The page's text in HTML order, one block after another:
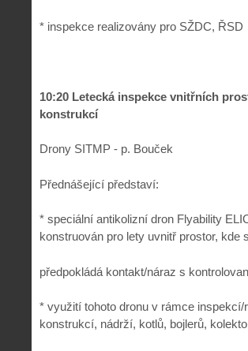
* inspekce realizovány pro SŽDC, ŘSD
10:20 Letecká inspekce vnitřních
konstrukcí
Drony SITMP - p. Bouček
Přednášející představí:
* speciální antikolizní dron Flyability
konstruován pro lety uvnitř prostor, kde
předpokládá kontakt/náraz s
* využití tohoto dronu v rámce
konstrukcí, nádrží, kotlů, bojlerů,